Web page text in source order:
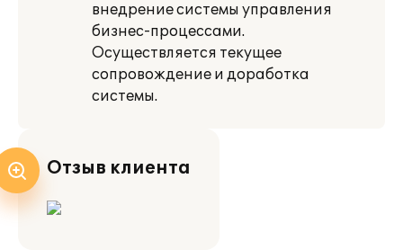
внедрение системы управления
бизнес-процессами.
Осуществляется текущее
сопровождение и доработка
системы.
Отзыв клиента